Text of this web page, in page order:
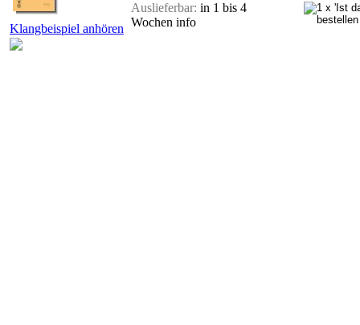
Klangbeispiel anhören
Auslieferbar: in 1 bis 4
Wochen info